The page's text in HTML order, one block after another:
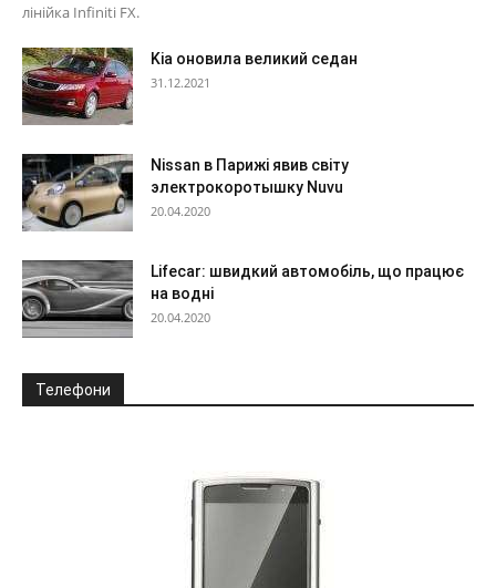
лінійка Infiniti FX.
Kia оновила великий седан
31.12.2021
Nissan в Парижі явив світу
электрокоротышку Nuvu
20.04.2020
Lifecar: швидкий автомобіль, що працює
на водні
20.04.2020
Телефони